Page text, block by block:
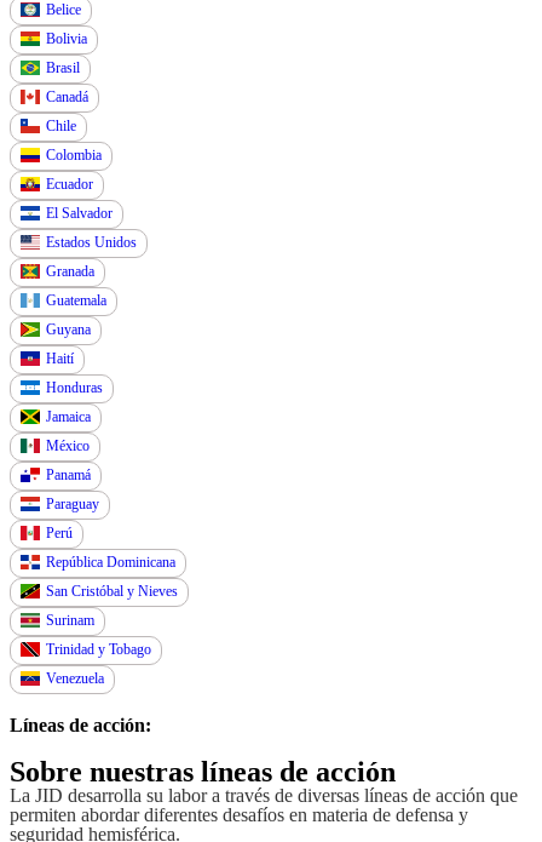
Belice
Bolivia
Brasil
Canadá
Chile
Colombia
Ecuador
El Salvador
Estados Unidos
Granada
Guatemala
Guyana
Haití
Honduras
Jamaica
México
Panamá
Paraguay
Perú
República Dominicana
San Cristóbal y Nieves
Surinam
Trinidad y Tobago
Venezuela
Líneas de acción:
Sobre nuestras líneas de acción
La JID desarrolla su labor a través de diversas líneas de acción que
permiten abordar diferentes desafíos en materia de defensa y
seguridad hemisférica.